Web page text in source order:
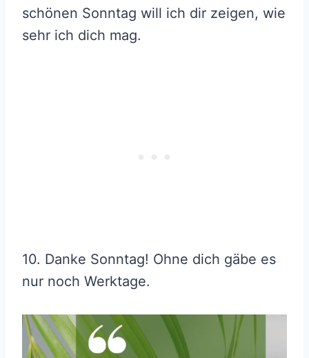
schönen Sonntag will ich dir zeigen, wie
sehr ich dich mag.
10. Danke Sonntag! Ohne dich gäbe es
nur noch Werktage.